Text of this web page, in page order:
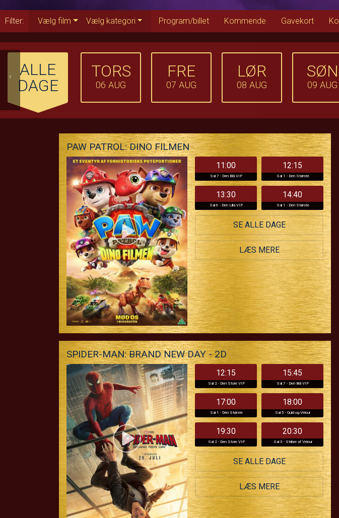
Filter: Vælg film Vælg kategori Program/billet Kommende Gavekort
‹
ALLE
DAGE
TORS
06 AUG
FRE
07 AUG
LØR
08 AUG
SØN
09 AUG
PAW PATROL: DINO FILMEN
Sal 7 - Den Blå VIP
11:00
Sal 1 - Den Største
12:15
Sal 6 - Den Lilla VIP
13:30
Sal 1 - Den Største
14:40
SE ALLE DAGE
LÆS MERE
SPIDER-MAN: BRAND NEW DAY - 2D
Sal 2 - Den Store VIP
12:15
Sal 7 - Den Blå VIP
15:45
Sal 1 - Den Største
17:00
Sal 5 - Guld og Velour
18:00
Sal 2 - Den Store VIP
19:30
Sal 3 - Striber af Velour
20:30
SE ALLE DAGE
LÆS MERE